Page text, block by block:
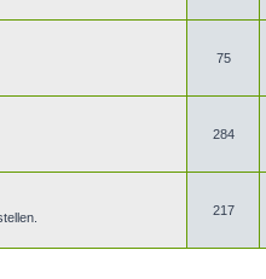
75
284
217